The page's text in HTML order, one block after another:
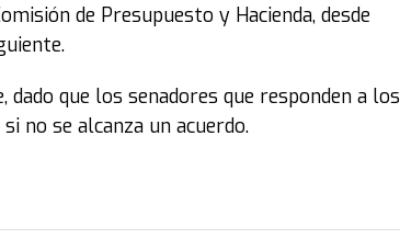
de Presupuesto y Hacienda, desde
que los senadores que responden a los
no se alcanza un acuerdo.